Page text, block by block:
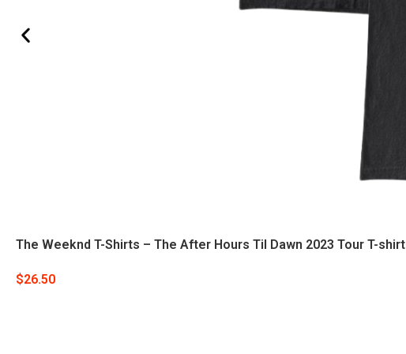
The Weeknd T-Shirts – The After Hours Til Dawn 2023 Tour T-shirt
$26.50